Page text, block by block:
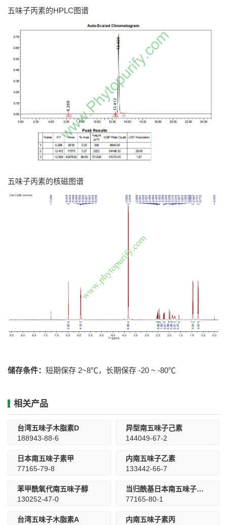
五味子丙素的HPLC图谱
五味子丙素的核磁图谱
储存条件： 短期保存 2~8℃，长期保存 -20 ~ -80℃
相关产品
台湾五味子木脂素D
188943-88-6
异型南五味子己素
144049-67-2
日本南五味子素甲
77165-79-8
内南五味子乙素
133442-66-7
苯甲酰氧代南五味子醇
130252-47-0
当归酰基日本南五味子素甲
77165-80-1
台湾五味子木脂素A
内南五味子素丙